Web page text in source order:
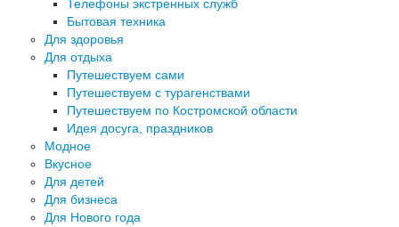
Телефоны экстренных служб
Бытовая техника
Для здоровья
Для отдыха
Путешествуем сами
Путешествуем с турагенствами
Путешествуем по Костромской области
Идея досуга, праздников
Модное
Вкусное
Для детей
Для бизнеса
Для Нового года